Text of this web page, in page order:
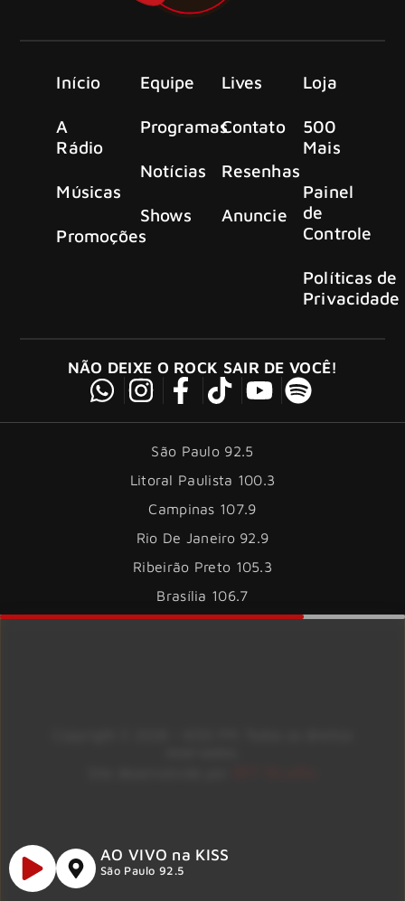
Início
A
Rádio
Músicas
Promoções
Equipe
Programas
Notícias
Shows
Lives
Contato
Resenhas
Anuncie
Loja
500
Mais
Painel
de
Controle
Políticas de
Privacidade
NÃO DEIXE O ROCK SAIR DE VOCÊ!
São Paulo 92.5
Litoral Paulista 100.3
Campinas 107.9
Rio De Janeiro 92.9
Ribeirão Preto 105.3
Brasília 106.7
AO VIVO na KISS
São Paulo 92.5